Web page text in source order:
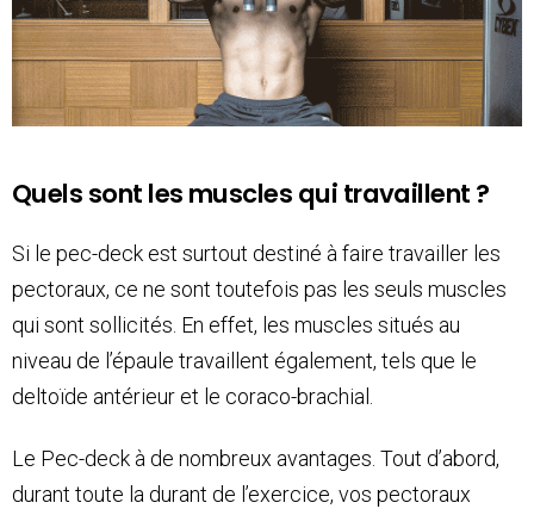
Quels sont les muscles qui travaillent ?
Si le pec-deck est surtout destiné à faire travailler les
pectoraux, ce ne sont toutefois pas les seuls muscles
qui sont sollicités. En effet, les muscles situés au
niveau de l’épaule travaillent également, tels que le
deltoïde antérieur et le coraco-brachial.
Le Pec-deck à de nombreux avantages. Tout d’abord,
durant toute la durant de l’exercice, vos pectoraux